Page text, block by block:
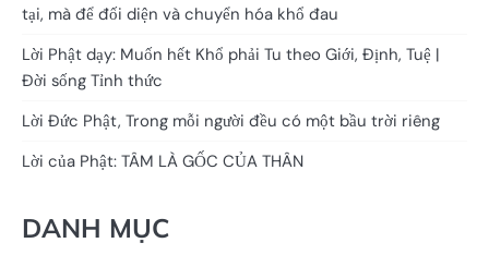
tại, mà để đối diện và chuyển hóa khổ đau
Lời Phật dạy: Muốn hết Khổ phải Tu theo Giới, Định, Tuệ |
Đời sống Tỉnh thức
Lời Đức Phật, Trong mỗi người đều có một bầu trời riêng
Lời của Phật: TÂM LÀ GỐC CỦA THÂN
DANH MỤC